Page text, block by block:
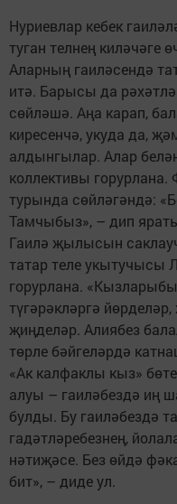
Нуриевлар кебек
туган телнең киләчәге
Аларның гаиләсендә
итә. Барысы да
сөйләшә. Аңа карап,
киресенчә, укуда да,
алдынгылар. Алар
коллективы
турында сөйләгәндә:
Тамчыбыз», – дип
Гаилә җылысын
татар теле укытучысы
горурлана.
түгәрәкләргә
җиңделәр. Алиябез
төрле бәйгеләрдә
«Ак калфаклы кыз»
алуы – гаиләбездә иң
булды. Бу гаиләбездә
гадәтләребезнең,
нәтиҗәсе. Без өйдә
бит», – диде ул.